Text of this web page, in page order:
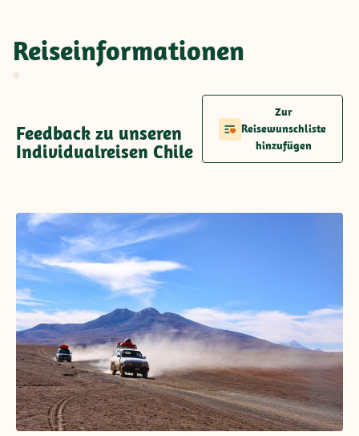
Reiseinformationen
Feedback zu unseren
Individualreisen Chile
Zur
Reisewunschliste
hinzufügen